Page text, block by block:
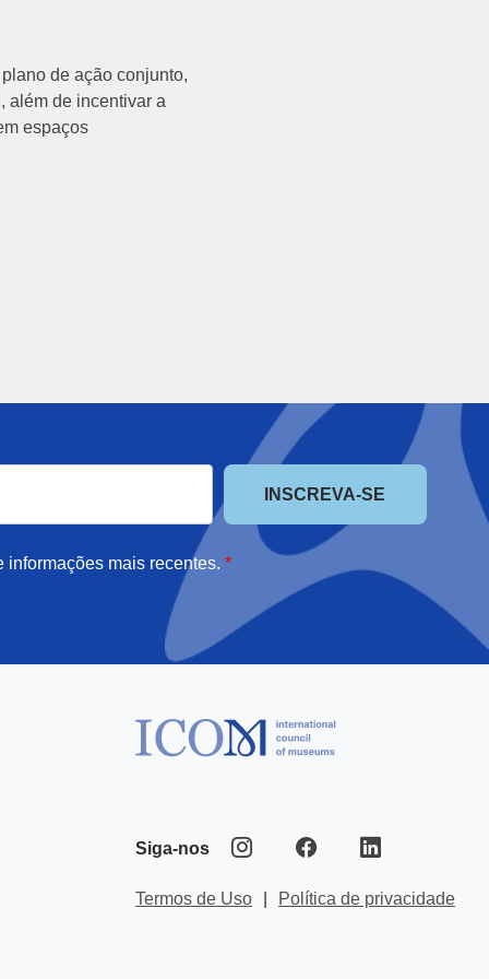
de ação conjunto,
além de incentivar a
espaços
informações mais recentes. *
Siga-nos
Termos de Uso Política de privacidade